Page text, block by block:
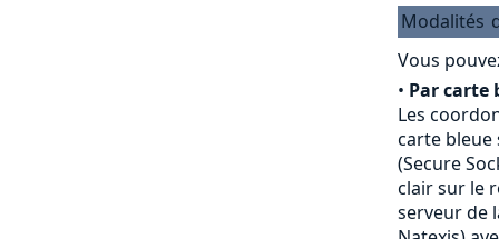
Modalités
Vous
• Par carte
Les
carte bleue
(Secure
clair sur le
serveur de